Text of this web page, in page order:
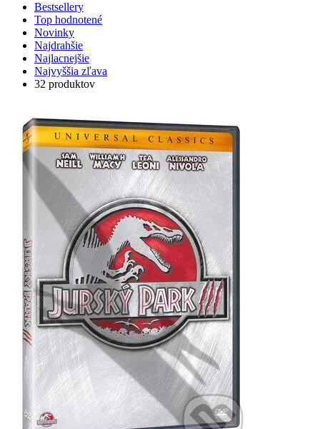
Bestsellery
Top hodnotené
Novinky
Najdrahšie
Najlacnejšie
Najvyššia zľava
32 produktov